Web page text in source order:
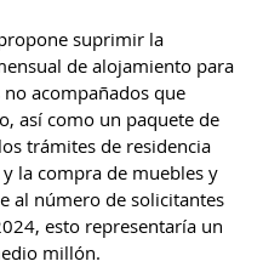
suprimir la
de alojamiento para
acompañados que
así como un paquete de
trámites de residencia
la compra de muebles y
al número de solicitantes
esto representaría un
millón.